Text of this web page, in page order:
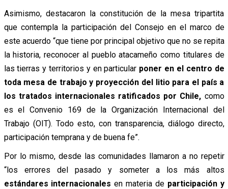
Asimismo, destacaron la constitución de la mesa tripartita
que contempla la participación del Consejo en el marco de
este acuerdo “que tiene por principal objetivo que no se repita
la historia, reconocer al pueblo atacameño como titulares de
las tierras y territorios y en particular poner en el centro de
toda mesa de trabajo y proyección del litio para el país a
los tratados internacionales ratificados por Chile, como
es el Convenio 169 de la Organización Internacional del
Trabajo (OIT). Todo esto, con transparencia, diálogo directo,
participación temprana y de buena fe”.
Por lo mismo, desde las comunidades llamaron a no repetir
“los errores del pasado y someter a los más altos
estándares internacionales en materia de participación y